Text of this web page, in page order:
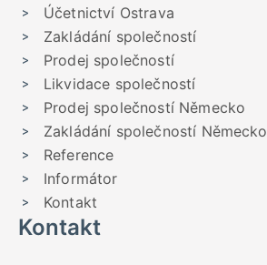
Účetnictví Ostrava
Zakládání společností
Prodej společností
Likvidace společností
Prodej společností Německo
Zakládání společností Německo
Reference
Informátor
Kontakt
Kontakt